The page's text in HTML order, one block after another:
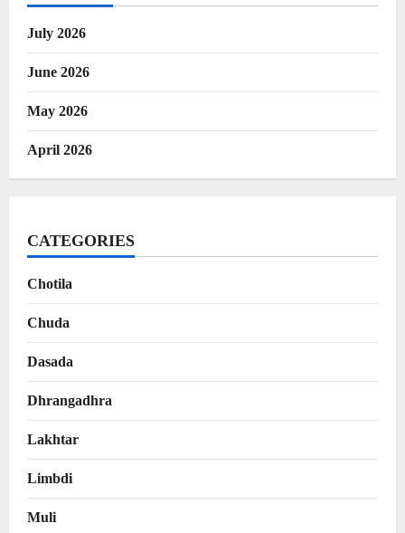
July 2026
June 2026
May 2026
April 2026
CATEGORIES
Chotila
Chuda
Dasada
Dhrangadhra
Lakhtar
Limbdi
Muli